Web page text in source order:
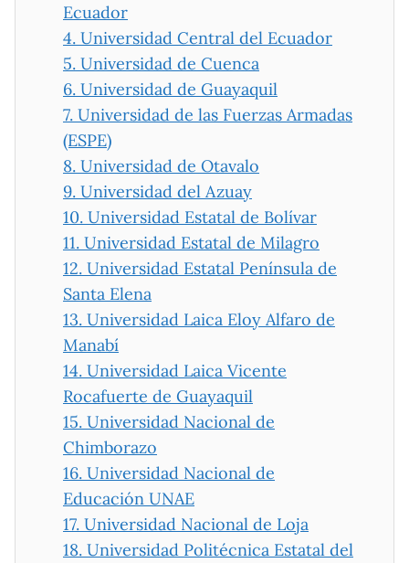
Ecuador
4. Universidad Central del Ecuador
5. Universidad de Cuenca
6. Universidad de Guayaquil
7. Universidad de las Fuerzas Armadas
(ESPE)
8. Universidad de Otavalo
9. Universidad del Azuay
10. Universidad Estatal de Bolívar
11. Universidad Estatal de Milagro
12. Universidad Estatal Península de
Santa Elena
13. Universidad Laica Eloy Alfaro de
Manabí
14. Universidad Laica Vicente
Rocafuerte de Guayaquil
15. Universidad Nacional de
Chimborazo
16. Universidad Nacional de
Educación UNAE
17. Universidad Nacional de Loja
18. Universidad Politécnica Estatal del